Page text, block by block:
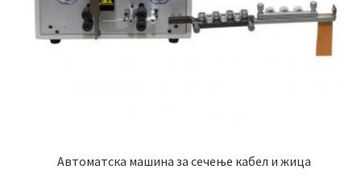
Автоматска машина за сечење кабел и жица